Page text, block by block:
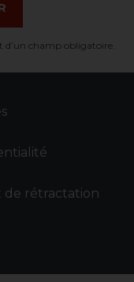
d’un champ obligatoire.
de rétractation